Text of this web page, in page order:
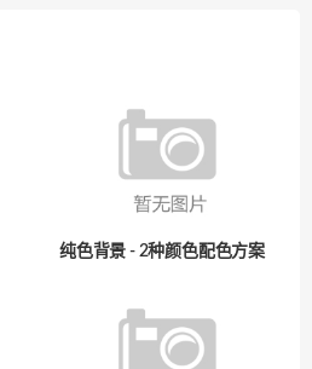
纯色背景 - 2种颜色配色方案